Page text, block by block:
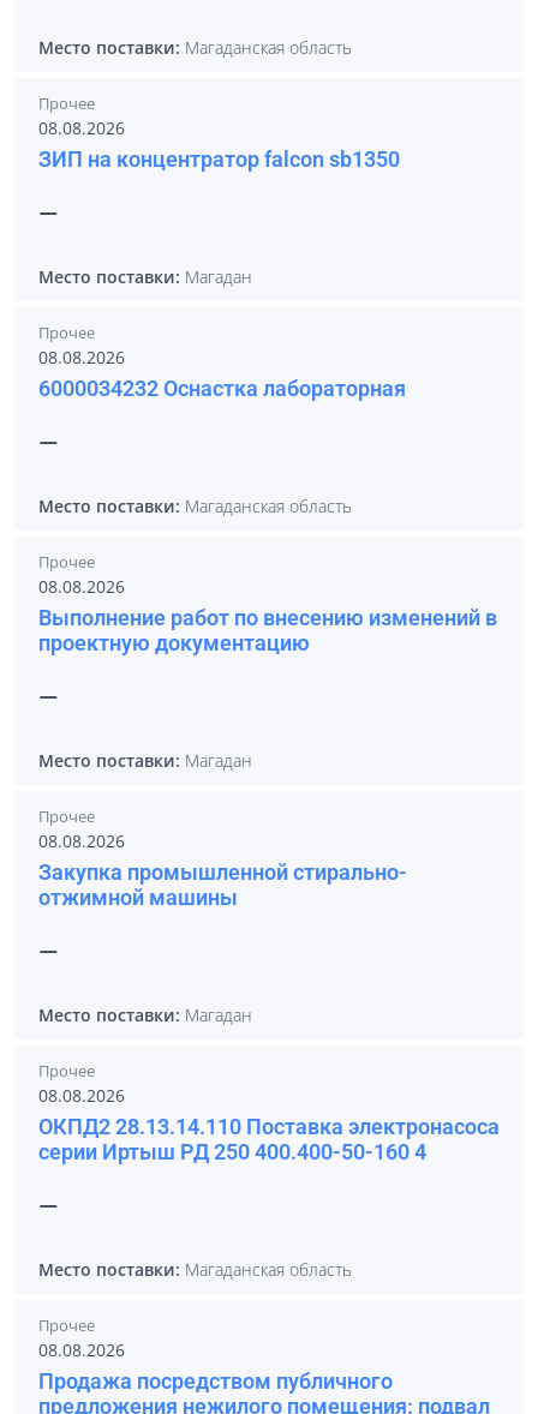
Место поставки: Магаданская область
Прочее
08.08.2026
ЗИП на концентратор falcon sb1350
—
Место поставки: Магадан
Прочее
08.08.2026
6000034232 Оснастка лабораторная
—
Место поставки: Магаданская область
Прочее
08.08.2026
Выполнение работ по внесению изменений в
проектную документацию
—
Место поставки: Магадан
Прочее
08.08.2026
Закупка промышленной стирально-
отжимной машины
—
Место поставки: Магадан
Прочее
08.08.2026
ОКПД2 28.13.14.110 Поставка электронасоса
серии Иртыш РД 250 400.400-50-160 4
—
Место поставки: Магаданская область
Прочее
08.08.2026
Продажа посредством публичного
предложения нежилого помещения: подвал